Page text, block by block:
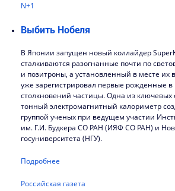
N+1
Выбить Нобеля
В Японии запущен новый коллайдер
сталкиваются разогнанные почти по
и позитроны, а установленный в месте их
уже зарегистрировал первые рожденные в
столкновений частицы. Одна из ключевых
тонный электромагнитный калориметр
группой ученых при ведущем участии
им. Г.И. Будкера СО РАН (ИЯФ СО РАН) и
госуниверситета (НГУ).
Подробнее
Российская газета